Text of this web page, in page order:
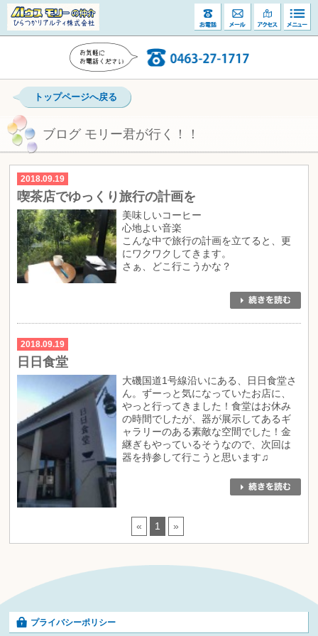
トップページへ戻る
ブログ モリー君が行く！！
2018.09.19
喫茶店でゆっくり旅行の計画を
美味しいコーヒー
心地よい音楽
こんな中で旅行の計画を立てると、更
にワクワクしてきます。
さぁ、どこ行こうかな？
2018.09.19
日日食堂
大磯国道1号線沿いにある、日日食堂さ
ん。ずーっと気になっていたお店に、
やっと行ってきました！食堂はお休み
の時間でしたが、器が展示してあるギ
ャラリーのある素敵な空間でした！金
継ぎもやっているそうなので、次回は
器を持参して行こうと思います♫
« 1 »
プライバシーポリシー